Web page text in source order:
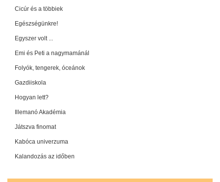
Cicúr és a többiek
Egészségünkre!
Egyszer volt ...
Emi és Peti a nagymamánál
Folyók, tengerek, óceánok
Gazdiiskola
Hogyan lett?
Illemanó Akadémia
Játszva finomat
Kabóca univerzuma
Kalandozás az időben